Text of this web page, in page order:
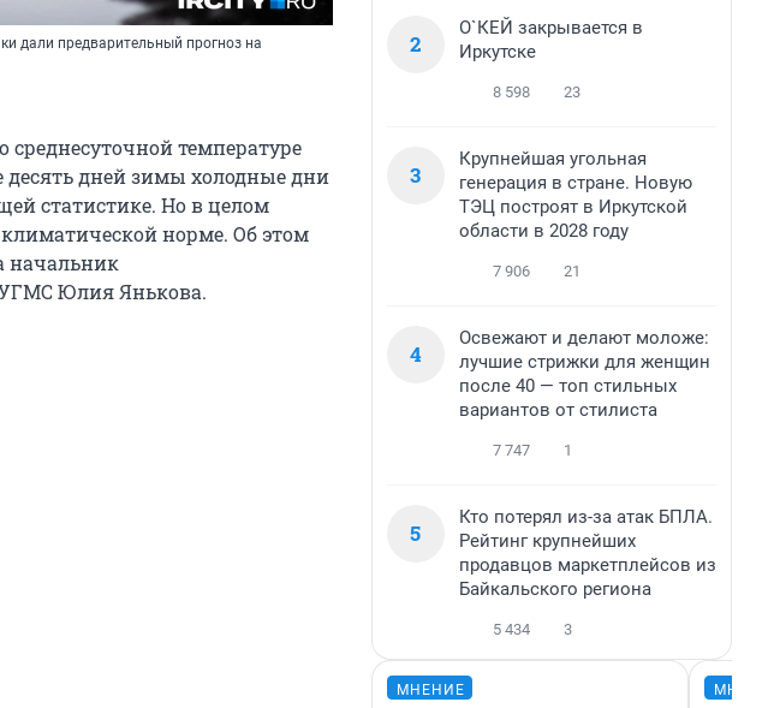
дали предварительный прогноз на
среднесуточной температуре
дней зимы холодные дни
статистике. Но в целом
норме. Об этом
начальник
УГМС Юлия Янькова.
2
О`КЕЙ закрывается в
Иркутске
8 598 23
3
Крупнейшая угольная
генерация в стране. Новую
ТЭЦ построят в Иркутской
области в 2028 году
7 906 21
4
Освежают и делают моложе:
лучшие стрижки для женщин
после 40 — топ стильных
вариантов от стилиста
7 747 1
5
Кто потерял из-за атак БПЛА.
Рейтинг крупнейших
продавцов маркетплейсов из
Байкальского региона
5 434 3
МНЕНИЕ